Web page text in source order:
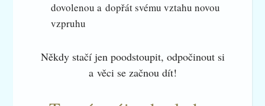
dovolenou a dopřát svému vztahu novou
vzpruhu
Někdy stačí jen poodstoupit, odpočinout si
a věci se začnou dít!